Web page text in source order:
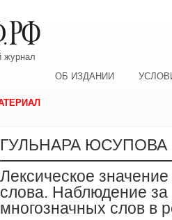
журнал
ОБ ИЗДАНИИ
ГУЛЬНАРА ЮСУПОВА
Лексическое
слова. Наблюдение
многозначных слов в